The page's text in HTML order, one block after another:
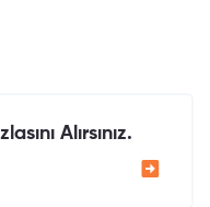
Alırsınız.